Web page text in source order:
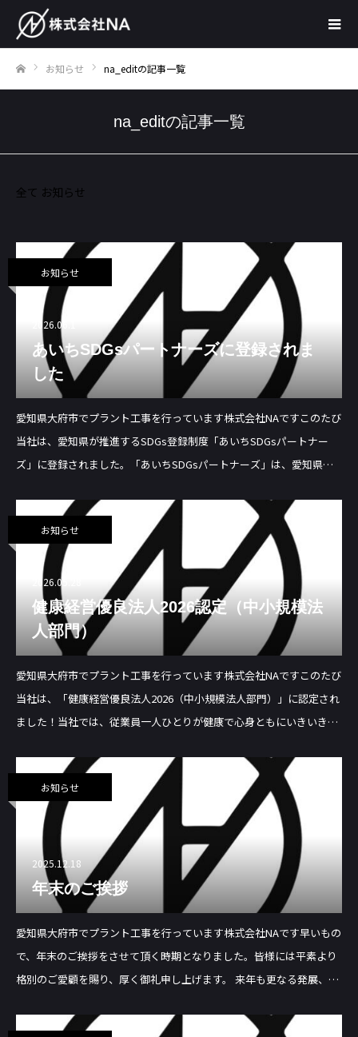
お知らせ na_editの記事一覧
na_editの記事一覧
全て お知らせ
お知らせ
2026.06.1
あいちSDGsパートナーズに登録されま
した
愛知県大府市でプラント工事を行っています株式会社NAですこのたび
当社は、愛知県が推進するSDGs登録制度「あいちSDGsパートナー
ズ」に登録されました。「あいちSDGsパートナーズ」は、愛知県が
お知らせ
2026.05.28
健康経営優良法人2026認定（中小規模法
人部門）
愛知県大府市でプラント工事を行っています株式会社NAですこのたび
当社は、「健康経営優良法人2026（中小規模法人部門）」に認定され
ました！当社では、従業員一人ひとりが健康で心身ともにいきいきと
増進、ならびに職
お知らせ
2025.12.18
年末のご挨拶
愛知県大府市でプラント工事を行っています株式会社NAです早いもの
で、年末のご挨拶をさせて頂く時期となりました。皆様には平素より
格別のご愛顧を賜り、厚く御礼申し上げます。 来年も更なる発展、飛
を賜りますよう、従業員一同